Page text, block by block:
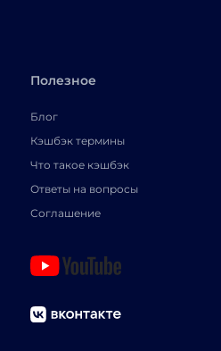
Полезное
Блог
Кэшбэк термины
Что такое кэшбэк
Ответы на вопросы
Соглашение